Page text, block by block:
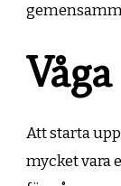
Att starta
mycket vara